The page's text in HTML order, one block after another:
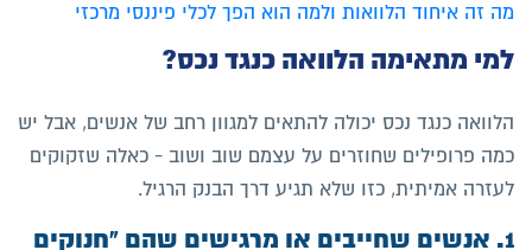
מה זה איחוד הלוואות ולמה הוא הפך לכלי פיננסי מרכזי
למי מתאימה הלוואה כנגד נכס?
הלוואה כנגד נכס יכולה להתאים למגוון רחב של אנשים, אבל יש
כמה פרופילים שחוזרים על עצמם שוב ושוב - כאלה שזקוקים
לעזרה אמיתית, כזו שלא תגיע דרך הבנק הרגיל.
1. אנשים שחייבים או מרגישים שהם "חנוקים